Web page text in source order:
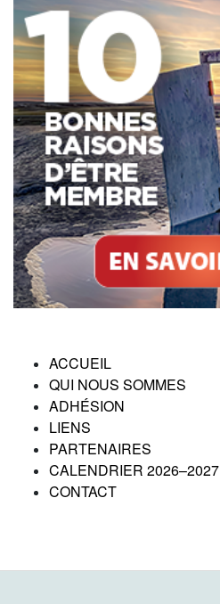
ACCUEIL
QUI NOUS SOMMES
ADHÉSION
LIENS
PARTENAIRES
CALENDRIER 2026–2027
CONTACT